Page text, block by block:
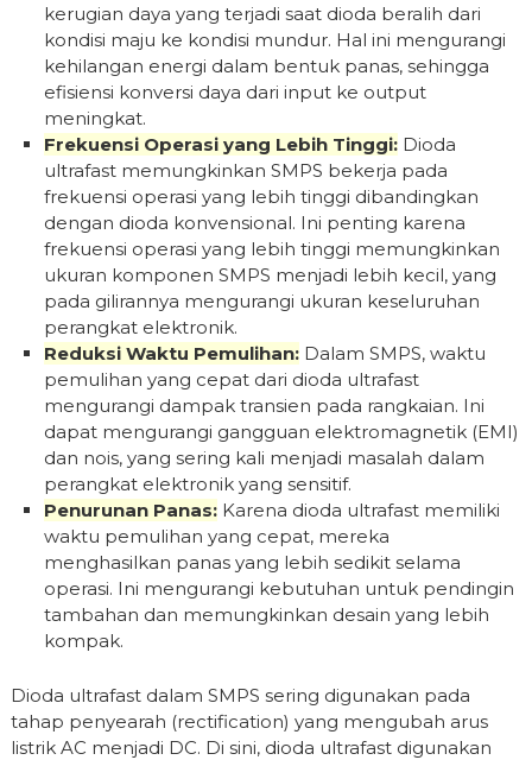
kerugian daya yang terjadi saat dioda beralih dari
kondisi maju ke kondisi mundur. Hal ini mengurangi
kehilangan energi dalam bentuk panas, sehingga
efisiensi konversi daya dari input ke output
meningkat.
Frekuensi Operasi yang Lebih Tinggi: Dioda
ultrafast memungkinkan SMPS bekerja pada
frekuensi operasi yang lebih tinggi dibandingkan
dengan dioda konvensional. Ini penting karena
frekuensi operasi yang lebih tinggi memungkinkan
ukuran komponen SMPS menjadi lebih kecil, yang
pada gilirannya mengurangi ukuran keseluruhan
perangkat elektronik.
Reduksi Waktu Pemulihan: Dalam SMPS, waktu
pemulihan yang cepat dari dioda ultrafast
mengurangi dampak transien pada rangkaian. Ini
dapat mengurangi gangguan elektromagnetik (EMI)
dan nois, yang sering kali menjadi masalah dalam
perangkat elektronik yang sensitif.
Penurunan Panas: Karena dioda ultrafast memiliki
waktu pemulihan yang cepat, mereka
menghasilkan panas yang lebih sedikit selama
operasi. Ini mengurangi kebutuhan untuk pendingin
tambahan dan memungkinkan desain yang lebih
kompak.
Dioda ultrafast dalam SMPS sering digunakan pada
tahap penyearah (rectification) yang mengubah arus
listrik AC menjadi DC. Di sini, dioda ultrafast digunakan